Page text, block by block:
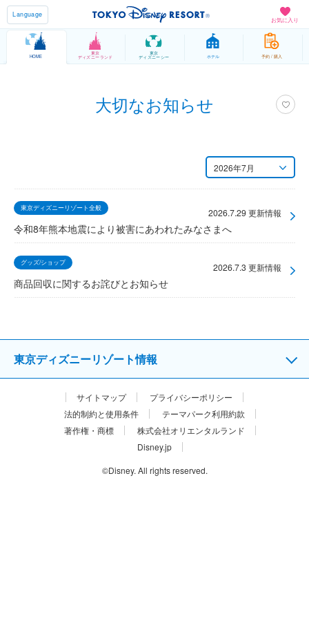
お気に入り
Language
HOME
東京
ディズニーランド
東京
ディズニーシー ホテル 予約 / 購入
大切なお知らせ
2026年7月
月別
2026年7月
東京ディズニーリゾート全般 2026.7.29 更新情報
令和8年熊本地震により被害にあわれたみなさまへ
グッズ/ショップ 2026.7.3 更新情報
商品回収に関するお詫びとお知らせ
東京ディズニーリゾート情報
サイトマップ
プライバシーポリシー
法的制約と使用条件
テーマパーク利用約款
著作権・商標
株式会社オリエンタルランド
Disney.jp
©Disney. All rights reserved.